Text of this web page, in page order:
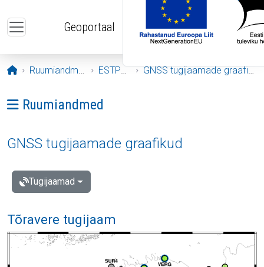
Geoportaal
Avaleht
Ruumiandmed ESTPOS GNSS tugijaamade graafikud
Ava menüü: Ruumiandmed
Ruumiandmed
GNSS tugijaamade graafikud
Tugijaamad
Tõravere tugijaam